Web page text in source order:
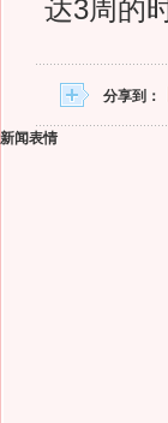
达3周的
分享到：
新闻表情